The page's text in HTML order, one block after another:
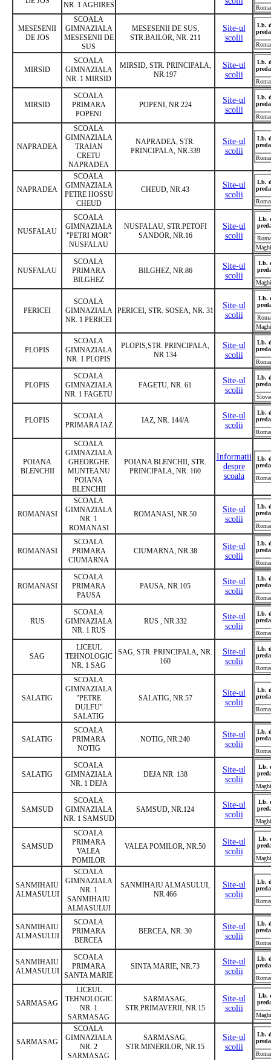
NR. 1 AGHIRES
MESESENII
DE JOS
SCOALA
GIMNAZIALA
MESESENII DE
SUS
MESESENII DE SUS,
STR.BAILOR, NR. 211
Site-ul
scolii
Lb.
MIRSID
SCOALA
GIMNAZIALA
NR. 1 MIRSID
MIRSID, STR. PRINCIPALA,
NR.197
Site-ul
scolii
Lb.
MIRSID
SCOALA
PRIMARA
POPENI
POPENI, NR.224
Site-ul
scolii
Lb.
NAPRADEA
SCOALA
GIMNAZIALA
TRAIAN
CRETU
NAPRADEA
NAPRADEA, STR.
PRINCIPALA, NR.339
Site-ul
scolii
Lb.
NAPRADEA
SCOALA
GIMNAZIALA
PETRE HOSSU
CHEUD
CHEUD, NR.43
Site-ul
scolii
Lb.
NUSFALAU
SCOALA
GIMNAZIALA
"PETRI MOR"
NUSFALAU
NUSFALAU, STR.PETOFI
SANDOR, NR.16
Site-ul
scolii
Lb.
NUSFALAU
SCOALA
PRIMARA
BILGHEZ
BILGHEZ, NR.86
Site-ul
scolii
Lb.
PERICEI
SCOALA
GIMNAZIALA
NR. 1 PERICEI
PERICEI, STR. SOSEA, NR. 31
Site-ul
scolii
Lb.
PLOPIS
SCOALA
GIMNAZIALA
NR. 1 PLOPIS
PLOPIS,STR. PRINCIPALA,
NR 134
Site-ul
scolii
Lb.
PLOPIS
SCOALA
GIMNAZIALA
NR. 1 FAGETU
FAGETU, NR. 61
Site-ul
scolii
Lb.
PLOPIS
SCOALA
PRIMARA IAZ
IAZ, NR. 144/A
Site-ul
scolii
Lb.
POIANA
BLENCHII
SCOALA
GIMNAZIALA
GHEORGHE
MUNTEANU
POIANA
BLENCHII
POIANA BLENCHII, STR.
PRINCIPALA, NR. 160
Informatii
despre
scoala
Lb.
ROMANASI
SCOALA
GIMNAZIALA
NR. 1
ROMANASI
ROMANASI, NR.50
Site-ul
scolii
Lb.
ROMANASI
SCOALA
PRIMARA
CIUMARNA
CIUMARNA, NR.38
Site-ul
scolii
Lb.
ROMANASI
SCOALA
PRIMARA
PAUSA
PAUSA, NR.105
Site-ul
scolii
Lb.
RUS
SCOALA
GIMNAZIALA
NR. 1 RUS
RUS , NR.332
Site-ul
scolii
Lb.
SAG
LICEUL
TEHNOLOGIC
NR. 1 SAG
SAG, STR. PRINCIPALA, NR.
160
Site-ul
scolii
Lb.
SALATIG
SCOALA
GIMNAZIALA
"PETRE
DULFU"
SALATIG
SALATIG, NR.57
Site-ul
scolii
Lb.
SALATIG
SCOALA
PRIMARA
NOTIG
NOTIG, NR.240
Site-ul
scolii
Lb.
SALATIG
SCOALA
GIMNAZIALA
NR. 1 DEJA
DEJA NR. 138
Site-ul
scolii
Lb.
SAMSUD
SCOALA
GIMNAZIALA
NR. 1 SAMSUD
SAMSUD, NR.124
Site-ul
scolii
Lb.
SAMSUD
SCOALA
PRIMARA
VALEA
POMILOR
VALEA POMILOR, NR.50
Site-ul
scolii
Lb.
SANMIHAIU
ALMASULUI
SCOALA
GIMNAZIALA
NR. 1
SANMIHAIU
ALMASULUI
SANMIHAIU ALMASULUI,
NR.466
Site-ul
scolii
Lb.
SANMIHAIU
ALMASULUI
SCOALA
PRIMARA
BERCEA
BERCEA, NR. 30
Site-ul
scolii
Lb.
SANMIHAIU
ALMASULUI
SCOALA
PRIMARA
SANTA MARIE
SINTA MARIE, NR.73
Site-ul
scolii
Lb.
SARMASAG
LICEUL
TEHNOLOGIC
NR. 1
SARMASAG
SARMASAG,
STR.PRIMAVERII, NR.15
Site-ul
scolii
Lb.
SARMASAG
SCOALA
GIMNAZIALA
NR. 2
SARMASAG
SARMASAG,
STR.MINERILOR, NR.15
Site-ul
scolii
Lb.